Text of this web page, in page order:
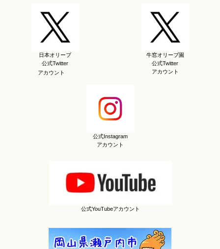
日本オリーブ
公式Twitter
アカウント
牛窓オリーブ園
公式Twitter
アカウント
公式Instagram
アカウント
公式YouTubeアカウント